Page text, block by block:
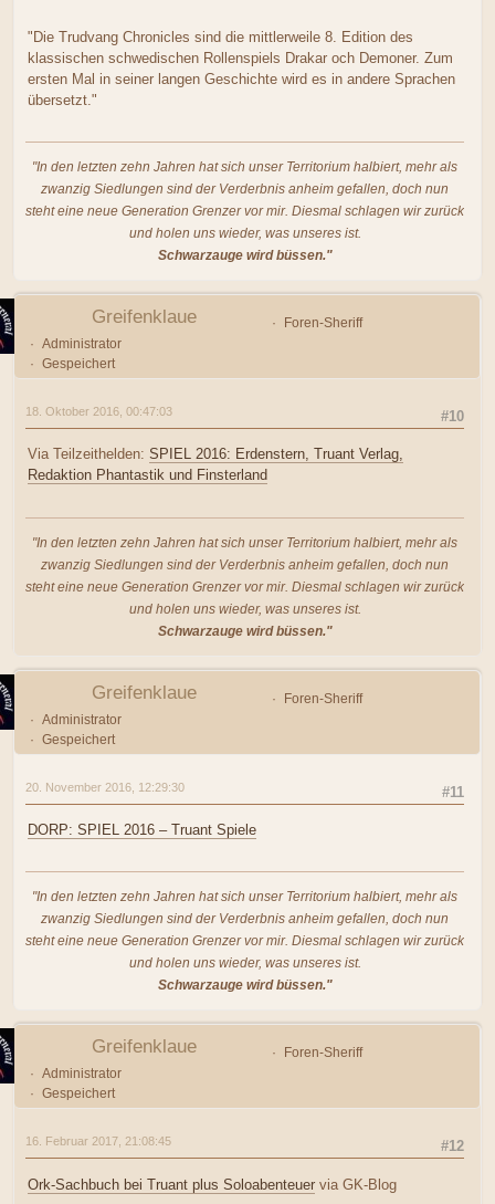
"Die Trudvang Chronicles sind die mittlerweile 8. Edition des
klassischen schwedischen Rollenspiels Drakar och Demoner. Zum
ersten Mal in seiner langen Geschichte wird es in andere Sprachen
übersetzt."
"In den letzten zehn Jahren hat sich unser Territorium halbiert, mehr als
zwanzig Siedlungen sind der Verderbnis anheim gefallen, doch nun
steht eine neue Generation Grenzer vor mir. Diesmal schlagen wir zurück
und holen uns wieder, was unseres ist.
Schwarzauge wird büssen."
Greifenklaue
Foren-Sheriff
Administrator
Gespeichert
#10
18. Oktober 2016, 00:47:03
Via Teilzeithelden: SPIEL 2016: Erdenstern, Truant Verlag,
Redaktion Phantastik und Finsterland
"In den letzten zehn Jahren hat sich unser Territorium halbiert, mehr als
zwanzig Siedlungen sind der Verderbnis anheim gefallen, doch nun
steht eine neue Generation Grenzer vor mir. Diesmal schlagen wir zurück
und holen uns wieder, was unseres ist.
Schwarzauge wird büssen."
Greifenklaue
Foren-Sheriff
Administrator
Gespeichert
#11
20. November 2016, 12:29:30
DORP: SPIEL 2016 – Truant Spiele
"In den letzten zehn Jahren hat sich unser Territorium halbiert, mehr als
zwanzig Siedlungen sind der Verderbnis anheim gefallen, doch nun
steht eine neue Generation Grenzer vor mir. Diesmal schlagen wir zurück
und holen uns wieder, was unseres ist.
Schwarzauge wird büssen."
Greifenklaue
Foren-Sheriff
Administrator
Gespeichert
#12
16. Februar 2017, 21:08:45
Ork-Sachbuch bei Truant plus Soloabenteuer via GK-Blog